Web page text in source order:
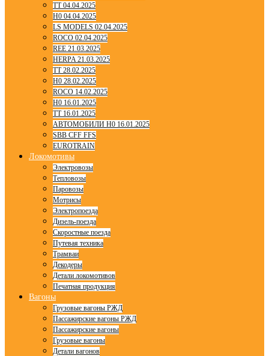
TT 04.04.2025
H0 04.04.2025
LS MODELS 02.04.2025
ROCO 02.04.2025
REE 21.03.2025
HERPA 21.03.2025
TT 28.02.2025
H0 28.02.2025
ROCO 14.02.2025
H0 16.01.2025
TT 16.01.2025
АВТОМОБИЛИ H0 16.01.2025
SBB CFF FFS
EUROTRAIN
Локомотивы
Электровозы
Тепловозы
Паровозы
Мотрисы
Электропоезда
Дизель-поезда
Скоростные поезда
Путевая техника
Трамваи
Декодеры
Детали локомотивов
Печатная продукция
Вагоны
Грузовые вагоны РЖД
Пассажирские вагоны РЖД
Пассажирские вагоны
Грузовые вагоны
Детали вагонов